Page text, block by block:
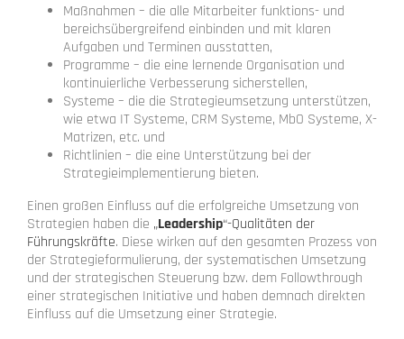
Maßnahmen – die alle Mitarbeiter funktions- und
bereichsübergreifend einbinden und mit klaren
Aufgaben und Terminen ausstatten,
Programme – die eine lernende Organisation und
kontinuierliche Verbesserung sicherstellen,
Systeme – die die Strategieumsetzung unterstützen,
wie etwa IT Systeme, CRM Systeme, MbO Systeme, X-
Matrizen, etc. und
Richtlinien – die eine Unterstützung bei der
Strategieimplementierung bieten.
Einen großen Einfluss auf die erfolgreiche Umsetzung von
Strategien haben die „Leadership“-Qualitäten der
Führungskräfte. Diese wirken auf den gesamten Prozess von
der Strategieformulierung, der systematischen Umsetzung
und der strategischen Steuerung bzw. dem Followthrough
einer strategischen Initiative und haben demnach direkten
Einfluss auf die Umsetzung einer Strategie.